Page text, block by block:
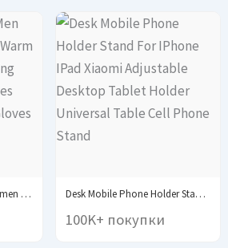
Winter Gloves For Men Women Touchscreen Warm Outdoor... Desk Mobile Phone Holder Stand For IPhone IPad...
100K+ покупки